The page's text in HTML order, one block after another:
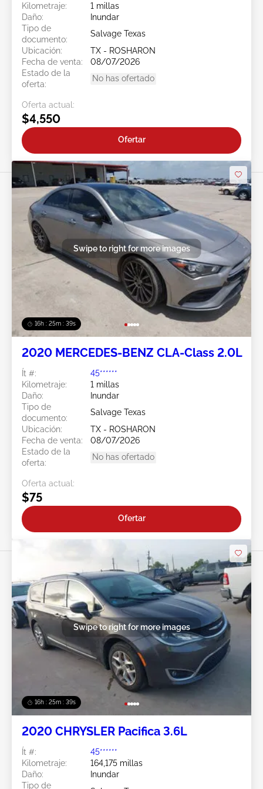
Kilometraje:
1 millas
Daño:
Inundar
Tipo de
documento:
Salvage Texas
Ubicación:
TX - ROSHARON
Fecha de venta:
08/07/2026
Estado de la
oferta:
No has ofertado
Oferta actual:
$4,550
Ofertar
16h : 25m : 37s
Swipe to right for more images
2020 MERCEDES-BENZ CLA-Class 2.0L
Ít #:
45******
Kilometraje:
1 millas
Daño:
Inundar
Tipo de
documento:
Salvage Texas
Ubicación:
TX - ROSHARON
Fecha de venta:
08/07/2026
Estado de la
oferta:
No has ofertado
Oferta actual:
$75
Ofertar
16h : 25m : 37s
Swipe to right for more images
2020 CHRYSLER Pacifica 3.6L
Ít #:
45******
Kilometraje:
164,175 millas
Daño:
Inundar
Tipo de